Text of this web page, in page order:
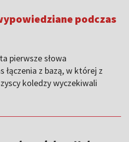
podczas
pierwsze słowa
łączenia z bazą, w której z
koledzy wyczekiwali